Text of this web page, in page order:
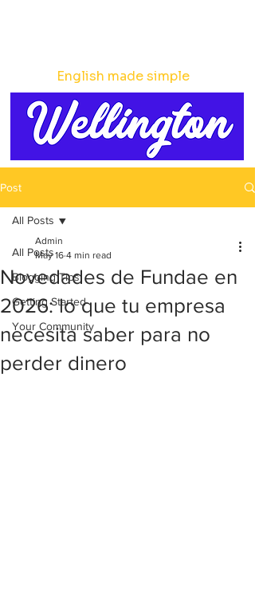
English made simple
Post
All Posts
Blogging Tips
Getting Started
Your Community
All Posts
Novedades de Fundae en
2026: lo que tu empresa
necesita saber para no
perder dinero
Admin
May 16 4 min read